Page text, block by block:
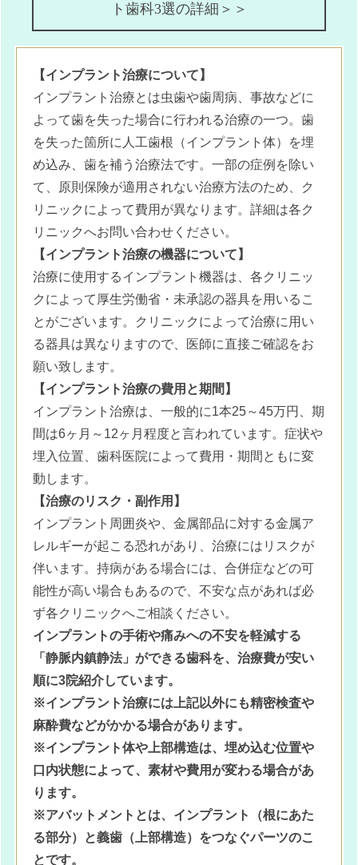
ト歯科3選の詳細＞＞
【インプラント治療について】
インプラント治療とは虫歯や歯周病、事故などに
よって歯を失った場合に行われる治療の一つ。歯
を失った箇所に人工歯根（インプラント体）を埋
め込み、歯を補う治療法です。一部の症例を除い
て、原則保険が適用されない治療方法のため、ク
リニックによって費用が異なります。詳細は各ク
リニックへお問い合わせください。
【インプラント治療の機器について】
治療に使用するインプラント機器は、各クリニッ
クによって厚生労働省・未承認の器具を用いるこ
とがございます。クリニックによって治療に用い
る器具は異なりますので、医師に直接ご確認をお
願い致します。
【インプラント治療の費用と期間】
インプラント治療は、一般的に1本25～45万円、期
間は6ヶ月～12ヶ月程度と言われています。症状や
埋入位置、歯科医院によって費用・期間ともに変
動します。
【治療のリスク・副作用】
インプラント周囲炎や、金属部品に対する金属ア
レルギーが起こる恐れがあり、治療にはリスクが
伴います。持病がある場合には、合併症などの可
能性が高い場合もあるので、不安な点があれば必
ず各クリニックへご相談ください。
インプラントの手術や痛みへの不安を軽減する
「静脈内鎮静法」ができる歯科を、治療費が安い
順に3院紹介しています。
※インプラント治療には上記以外にも精密検査や
麻酔費などがかかる場合があります。
※インプラント体や上部構造は、埋め込む位置や
口内状態によって、素材や費用が変わる場合があ
ります。
※アバットメントとは、インプラント（根にあた
る部分）と義歯（上部構造）をつなぐパーツのこ
とです。